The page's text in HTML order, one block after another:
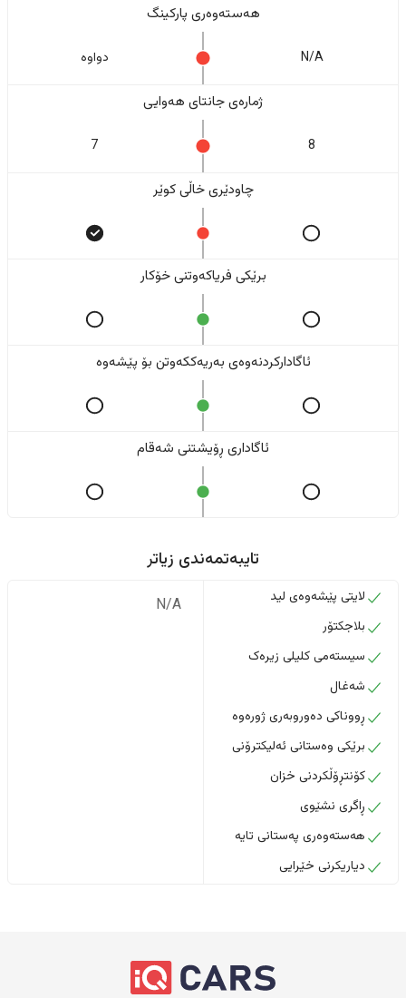
هەستەوەری پارکینگ
N/A دواوە
ژمارەی جانتای هەوایی
8
7
چاودێری خاڵی کوێر
برێکی فریاکەوتنی خۆکار
ئاگادارکردنەوەی بەریەککەوتن بۆ پێشەوە
ئاگاداری ڕۆیشتنی شەقام
تایبەتمەندی زیاتر
لایتی پێشەوەی لید
بلاجکتۆر
سیستەمی کلیلی زیرەک
شەغال
ڕووناکی دەوروبەری ژورەوە
برێکی وەستانی ئەلیکترۆنی
کۆنتڕۆڵکردنی خزان
ڕاگری نشێوی
هەستەوەری پەستانی تایە
دیاریکرنی خێرایی
N/A